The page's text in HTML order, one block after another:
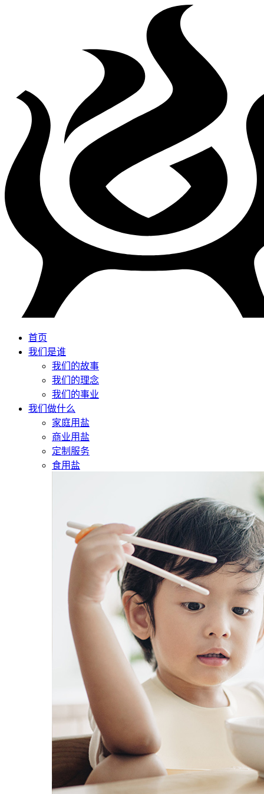
首页
我们是谁
我们的故事
我们的理念
我们的事业
我们做什么
家庭用盐
商业用盐
定制服务
食用盐